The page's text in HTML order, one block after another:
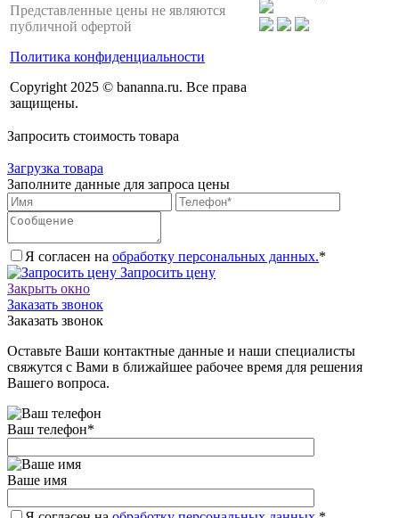
Представленные цены не являются
публичной офертой
Политика конфиденциальности
Copyright 2025 © bananna.ru. Все права
защищены.
Запросить стоимость товара
Загрузка товара
Заполните данные для запроса цены
Я согласен на обработку персональных данных.*
Запросить цену
Закрыть окно
Заказать звонок
Заказать звонок
Оставьте Ваши контактные данные и наши специалисты
свяжутся с Вами в ближайшее рабочее время для решения
Вашего вопроса.
Ваш телефон*
Ваше имя